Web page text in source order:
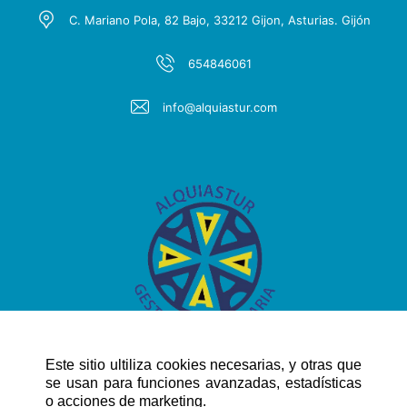
Este sitio ultiliza cookies necesarias, y otras que
se usan para funciones avanzadas, estadísticas
o acciones de marketing.
Mes de entrada al inmueble
1 mes de renta de fianza
1 mes de renta de garantía adicional
C. Mariano Pola, 82 Bajo, 33212 Gijon, Asturias. Gijón
654846061
info@alquiastur.com